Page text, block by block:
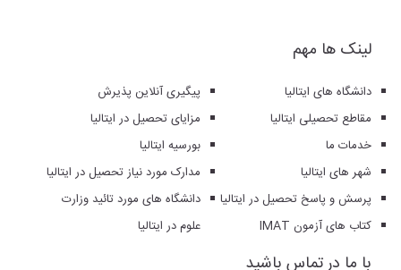
لینک ها مهم
پیگیری آنلاین پذیرش
مزایای تحصیل در ایتالیا
بورسیه ایتالیا
مدارک مورد نیاز تحصیل در ایتالیا
دانشگاه های مورد تائید وزارت
علوم در ایتالیا
دانشگاه های ایتالیا
مقاطع تحصیلی ایتالیا
خدمات ما
شهر های ایتالیا
پرسش و پاسخ تحصیل در ایتالیا
کتاب های آزمون IMAT
با ما در تماس باشید